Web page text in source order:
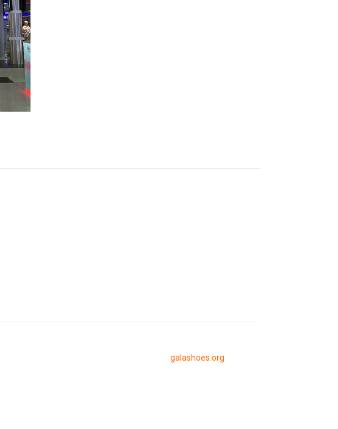
galashoes.org